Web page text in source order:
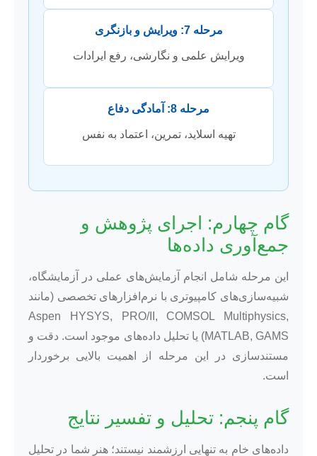
مرحله 7: ویرایش و بازنگری
ویرایش علمی و نگارشی، رفع ایرادات
مرحله 8: آمادگی دفاع
تهیه اسلاید، تمرین، اعتماد به نفس
گام چهارم: اجرای پژوهش و
جمع‌آوری داده‌ها
این مرحله شامل انجام آزمایش‌های عملی در آزمایشگاه،
شبیه‌سازی‌های کامپیوتری با نرم‌افزارهای تخصصی (مانند
Aspen HYSYS, PRO/II, COMSOL Multiphysics,
MATLAB, GAMS) یا تحلیل داده‌های موجود است. دقت و
مستندسازی در این مرحله از اهمیت بالایی برخوردار
است.
گام پنجم: تحلیل و تفسیر نتایج
داده‌های خام به تنهایی ارزشمند نیستند؛ هنر شما در تحلیل